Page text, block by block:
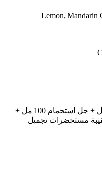
Lemon, Mandarin
عطر او دو تواليت 100 مل + جل استحمام 100 مل +